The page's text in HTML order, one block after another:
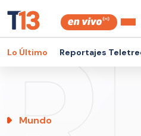
Lo Último Reportajes
Mundo